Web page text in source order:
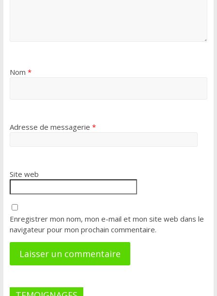
Nom *
Adresse de messagerie *
Site web
Enregistrer mon nom, mon e-mail et mon site web dans le
navigateur pour mon prochain commentaire.